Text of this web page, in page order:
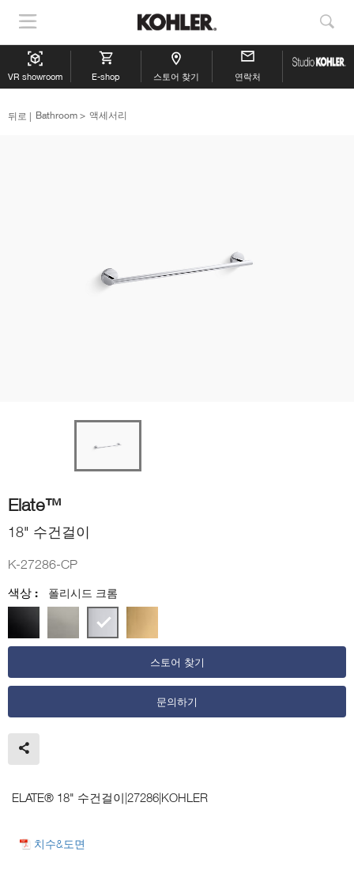
내
비
게
이
표
검
색
보
VR showroom E-shop 스토어 찾기 연락처
뒤로 Bathroom 액세서리
Elate™
18" 수건걸이
K-27286-CP
색상 :
폴리시드 크롬
스토어 찾기
문의하기
ELATE® 18" 수건걸이|27286|KOHLER
치수&도면